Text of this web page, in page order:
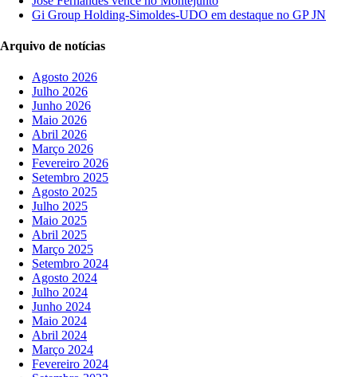
Gi Group Holding-Simoldes-UDO em destaque no GP JN
Arquivo de notícias
Agosto 2026
Julho 2026
Junho 2026
Maio 2026
Abril 2026
Março 2026
Fevereiro 2026
Setembro 2025
Agosto 2025
Julho 2025
Maio 2025
Abril 2025
Março 2025
Setembro 2024
Agosto 2024
Julho 2024
Junho 2024
Maio 2024
Abril 2024
Março 2024
Fevereiro 2024